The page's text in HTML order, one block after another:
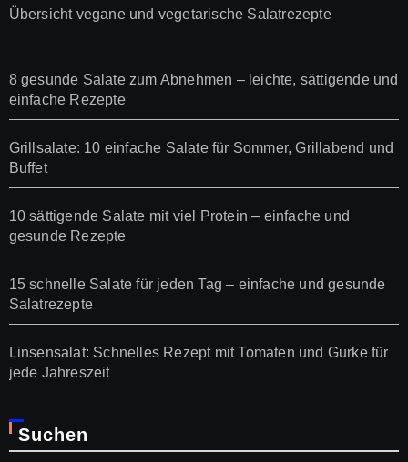
Übersicht vegane und vegetarische Salatrezepte
8 gesunde Salate zum Abnehmen – leichte, sättigende und
einfache Rezepte
Grillsalate: 10 einfache Salate für Sommer, Grillabend und
Buffet
10 sättigende Salate mit viel Protein – einfache und
gesunde Rezepte
15 schnelle Salate für jeden Tag – einfache und gesunde
Salatrezepte
Linsensalat: Schnelles Rezept mit Tomaten und Gurke für
jede Jahreszeit
Suchen